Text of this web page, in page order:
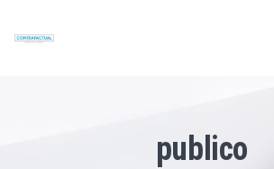
publico